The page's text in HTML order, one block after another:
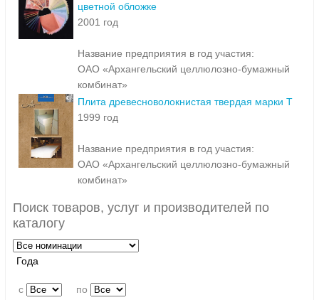
цветной обложке
2001 год
Название предприятия в год участия:
ОАО «Архангельский целлюлозно-бумажный
комбинат»
Плита древесноволокнистая твердая марки Т
1999 год
Название предприятия в год участия:
ОАО «Архангельский целлюлозно-бумажный
комбинат»
Поиск товаров, услуг и производителей по
каталогу
Года
c по